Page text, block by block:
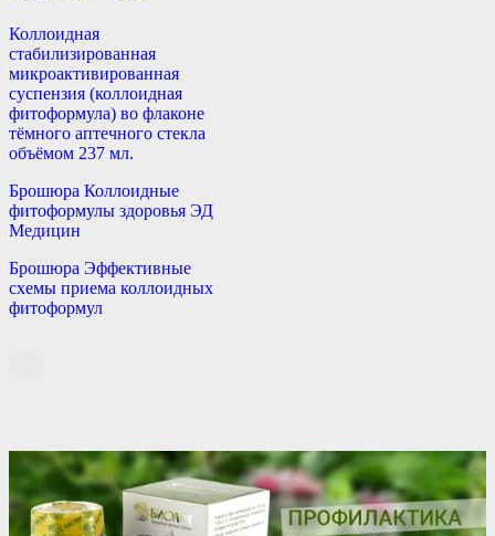
Коллоидная
стабилизированная
микроактивированная
суспензия (коллоидная
фитоформула) во флаконе
тёмного аптечного стекла
объёмом 237 мл.
Брошюра Коллоидные
фитоформулы здоровья ЭД
Медицин
Брошюра Эффективные
схемы приема коллоидных
фитоформул